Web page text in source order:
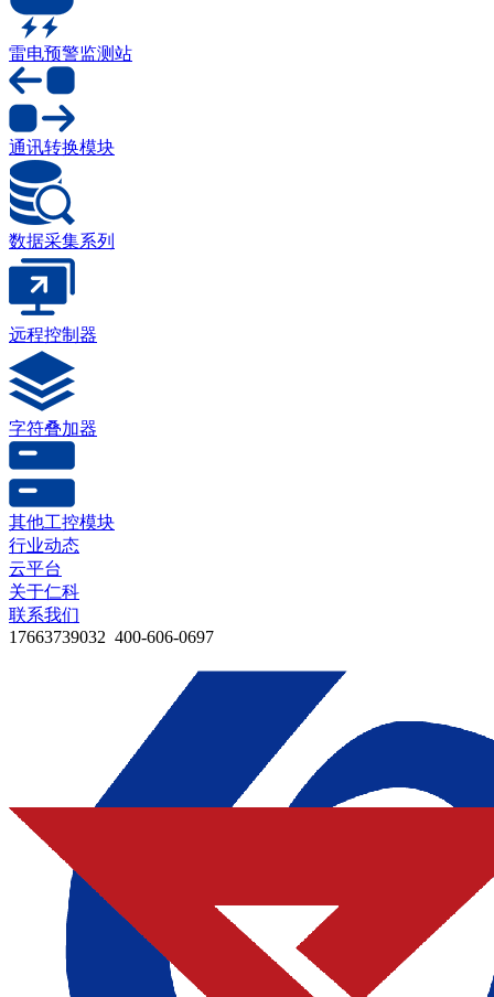
雷电预警监测站
通讯转换模块
数据采集系列
远程控制器
字符叠加器
其他工控模块
行业动态
云平台
关于仁科
联系我们
17663739032 400-606-0697